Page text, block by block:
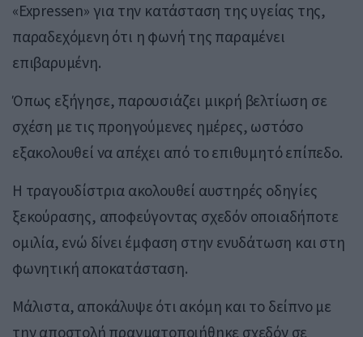
«Expressen» για την κατάσταση της υγείας της,
παραδεχόμενη ότι η φωνή της παραμένει
επιβαρυμένη.
Όπως εξήγησε, παρουσιάζει μικρή βελτίωση σε
σχέση με τις προηγούμενες ημέρες, ωστόσο
εξακολουθεί να απέχει από το επιθυμητό επίπεδο.
Η τραγουδίστρια ακολουθεί αυστηρές οδηγίες
ξεκούρασης, αποφεύγοντας σχεδόν οποιαδήποτε
ομιλία, ενώ δίνει έμφαση στην ενυδάτωση και στη
φωνητική αποκατάσταση.
Μάλιστα, αποκάλυψε ότι ακόμη και το δείπνο με
την αποστολή πραγματοποιήθηκε σχεδόν σε